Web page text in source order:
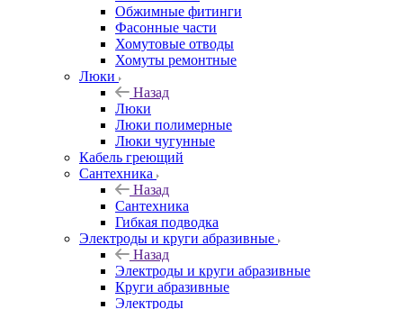
Обжимные фитинги
Фасонные части
Хомутовые отводы
Хомуты ремонтные
Люки
Назад
Люки
Люки полимерные
Люки чугунные
Кабель греющий
Сантехника
Назад
Сантехника
Гибкая подводка
Электроды и круги абразивные
Назад
Электроды и круги абразивные
Круги абразивные
Электроды